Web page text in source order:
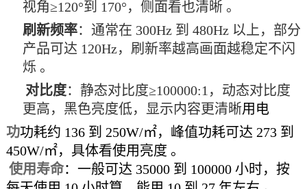
视角≥120°到 170°，侧面看也清晰 。
刷新频率‌：通常在 300Hz 到 480Hz 以上，部分
产品可达 120Hz，刷新率越高画面越稳定不闪
烁 。
对比度‌：静态对比度≥100000:1，动态对比度
更高，黑色亮度低，显示内容更清晰用电
功功耗约 136 到 250W/㎡，峰值功耗可达 273 到
450W/㎡，具体看使用亮度 。
使用寿命‌：一般可达 35000 到 100000 小时，按